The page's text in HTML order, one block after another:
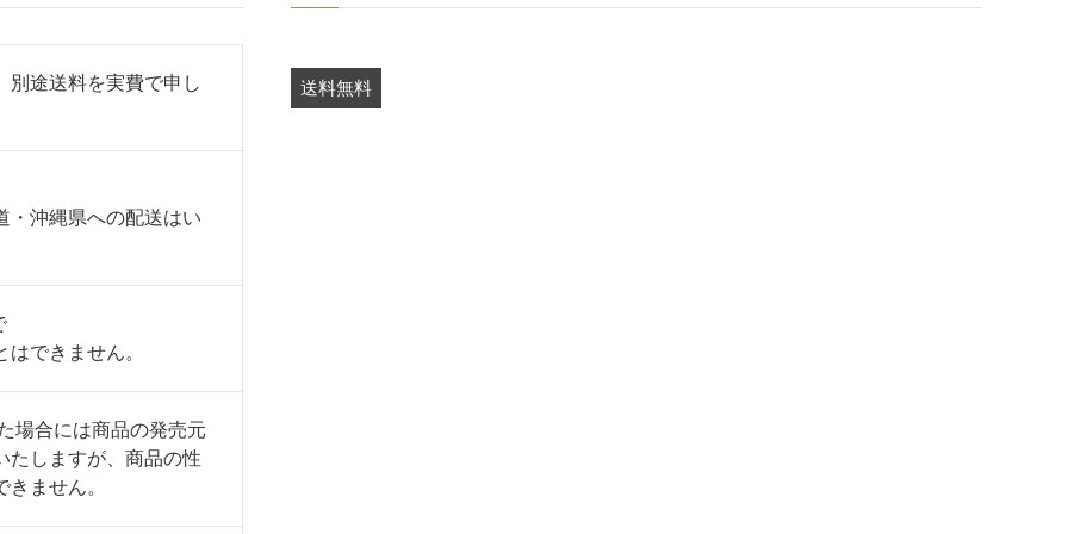
途送料を実費で申し
沖縄県への配送はい
できません。
場合には商品の発売元
たしますが、商品の性
ません。
送料無料